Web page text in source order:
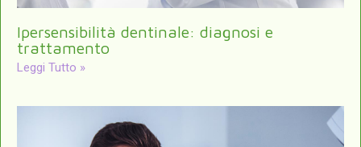
Ipersensibilità dentinale: diagnosi e
trattamento
Leggi Tutto »